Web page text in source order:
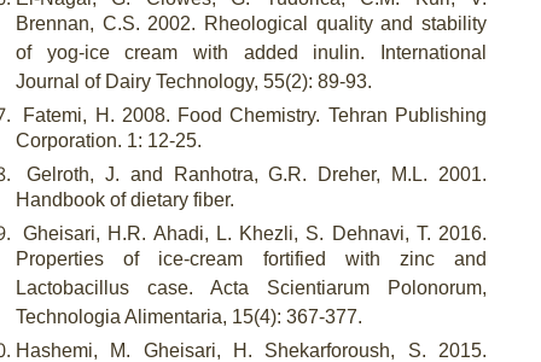
Brennan, C.S. 2002. Rheological quality and stability
of yog-ice cream with added inulin. International
Journal of Dairy Technology, 55(2): 89-93.
Fatemi, H. 2008. Food Chemistry. Tehran Publishing
Corporation. 1: 12-25.
Gelroth, J. and Ranhotra, G.R. Dreher, M.L. 2001.
Handbook of dietary fiber.
Gheisari, H.R. Ahadi, L. Khezli, S. Dehnavi, T. 2016.
Properties of ice-cream fortified with zinc and
Lactobacillus case. Acta Scientiarum Polonorum,
Technologia Alimentaria, 15(4): 367-377.
Hashemi, M. Gheisari, H. Shekarforoush, S. 2015.